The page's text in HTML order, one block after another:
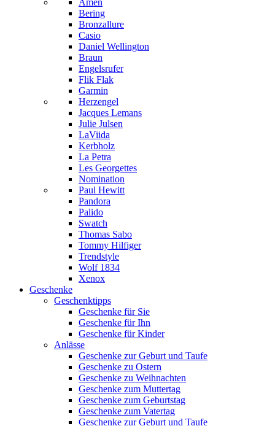
Amen
Bering
Bronzallure
Casio
Daniel Wellington
Braun
Engelsrufer
Flik Flak
Garmin
Herzengel
Jacques Lemans
Julie Julsen
LaViida
Kerbholz
La Petra
Les Georgettes
Nomination
Paul Hewitt
Pandora
Palido
Swatch
Thomas Sabo
Tommy Hilfiger
Trendstyle
Wolf 1834
Xenox
Geschenke
Geschenktipps
Geschenke für Sie
Geschenke für Ihn
Geschenke für Kinder
Anlässe
Geschenke zur Geburt und Taufe
Geschenke zu Ostern
Geschenke zu Weihnachten
Geschenke zum Muttertag
Geschenke zum Geburtstag
Geschenke zum Vatertag
Geschenke zur Geburt und Taufe